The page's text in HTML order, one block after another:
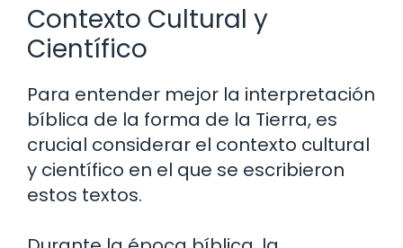
Contexto Cultural y
Científico
Para entender mejor la interpretación
bíblica de la forma de la Tierra, es
crucial considerar el contexto cultural
y científico en el que se escribieron
estos textos.